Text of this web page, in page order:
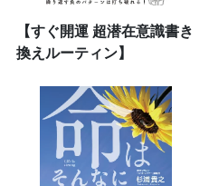
【すぐ開運 超潜在意識書き
換えルーティン】